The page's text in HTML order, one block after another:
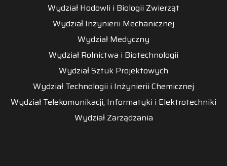
Wydział Hodowli i Biologii Zwierząt
Wydział Inżynierii Mechanicznej
Wydział Medyczny
Wydział Rolnictwa i Biotechnologii
Wydział Sztuk Projektowych
Wydział Technologii i Inżynierii Chemicznej
Wydział Telekomunikacji, Informatyki i Elektrotechniki
Wydział Zarządzania